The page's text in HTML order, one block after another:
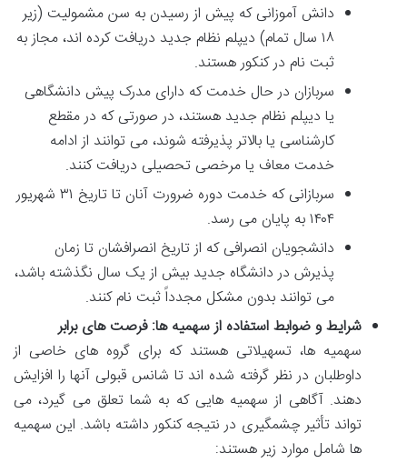
دانش آموزانی که پیش از رسیدن به سن مشمولیت (زیر
۱۸ سال تمام) دیپلم نظام جدید دریافت کرده اند، مجاز به
ثبت نام در کنکور هستند.
سربازان در حال خدمت که دارای مدرک پیش دانشگاهی
یا دیپلم نظام جدید هستند، در صورتی که در مقطع
کارشناسی یا بالاتر پذیرفته شوند، می توانند از ادامه
خدمت معاف یا مرخصی تحصیلی دریافت کنند.
سربازانی که خدمت دوره ضرورت آنان تا تاریخ ۳۱ شهریور
۱۴۰۴ به پایان می رسد.
دانشجویان انصرافی که از تاریخ انصرافشان تا زمان
پذیرش در دانشگاه جدید بیش از یک سال نگذشته باشد،
می توانند بدون مشکل مجدداً ثبت نام کنند.
شرایط و ضوابط استفاده از سهمیه ها: فرصت های برابر
سهمیه ها، تسهیلاتی هستند که برای گروه های خاصی از
داوطلبان در نظر گرفته شده اند تا شانس قبولی آنها را افزایش
دهند. آگاهی از سهمیه هایی که به شما تعلق می گیرد، می
تواند تأثیر چشمگیری در نتیجه کنکور داشته باشد. این سهمیه
ها شامل موارد زیر هستند: